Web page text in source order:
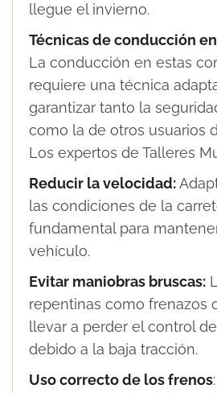
llegue el invierno.
Técnicas de conducción
La conducción en estas
requiere una técnica
garantizar tanto la
como la de otros usuarios
Los expertos de Talleres
Reducir la velocidad:
las condiciones de la
fundamental para
vehículo.
Evitar maniobras bruscas:
repentinas como frenazos
llevar a perder el control
debido a la baja tracción.
Uso correcto de los frenos